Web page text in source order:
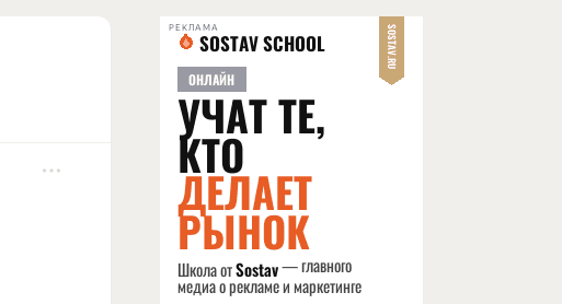
РЕКЛАМА